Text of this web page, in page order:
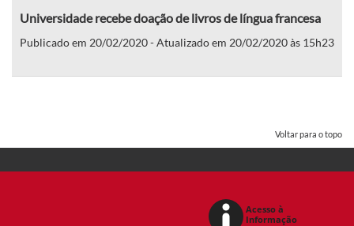
Universidade recebe doação de livros de língua francesa
Publicado em 20/02/2020 - Atualizado em 20/02/2020 às 15h23
Voltar para o topo